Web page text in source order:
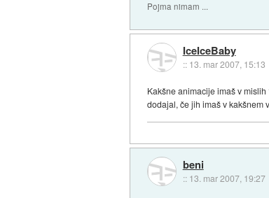
Pojma nimam ...
IceIceBaby
:: 13. mar 2007, 15:13
Kakšne animacije imaš v
dodajal, če jih imaš v kakšnem
beni
:: 13. mar 2007, 19:27